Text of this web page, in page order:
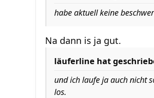
habe aktuell keine
Na dann is ja gut.
läuferline hat
und ich laufe ja auch nicht
los.